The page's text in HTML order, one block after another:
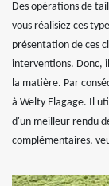
Des opérations de
vous réalisiez ces
présentation de ces
interventions. Donc,
la matière. Par
à Welty Elagage. Il
d'un meilleur rendu
complémentaires,